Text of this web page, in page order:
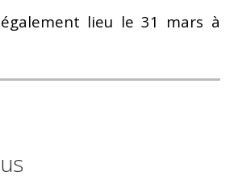
également lieu le 31 mars à